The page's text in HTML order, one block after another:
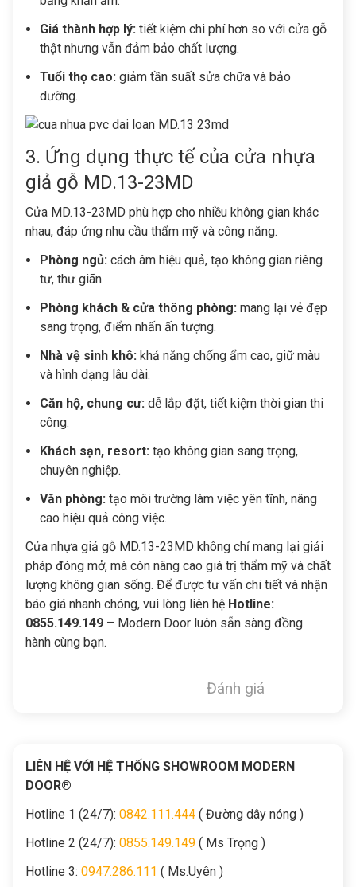
Giá thành hợp lý: tiết kiệm chi phí hơn so với cửa gỗ
thật nhưng vẫn đảm bảo chất lượng.
Tuổi thọ cao: giảm tần suất sửa chữa và bảo
dưỡng.
3. Ứng dụng thực tế của cửa nhựa
giả gỗ MD.13-23MD
Cửa MD.13-23MD phù hợp cho nhiều không gian khác
nhau, đáp ứng nhu cầu thẩm mỹ và công năng.
Phòng ngủ: cách âm hiệu quả, tạo không gian riêng
tư, thư giãn.
Phòng khách & cửa thông phòng: mang lại vẻ đẹp
sang trọng, điểm nhấn ấn tượng.
Nhà vệ sinh khô: khả năng chống ẩm cao, giữ màu
và hình dạng lâu dài.
Căn hộ, chung cư: dễ lắp đặt, tiết kiệm thời gian thi
công.
Khách sạn, resort: tạo không gian sang trọng,
chuyên nghiệp.
Văn phòng: tạo môi trường làm việc yên tĩnh, nâng
cao hiệu quả công việc.
Cửa nhựa giả gỗ MD.13-23MD không chỉ mang lại giải
pháp đóng mở, mà còn nâng cao giá trị thẩm mỹ và chất
lượng không gian sống. Để được tư vấn chi tiết và nhận
báo giá nhanh chóng, vui lòng liên hệ Hotline:
0855.149.149 – Modern Door luôn sẵn sàng đồng
hành cùng bạn.
Đánh giá
LIÊN HỆ VỚI HỆ THỐNG SHOWROOM MODERN
DOOR®
Hotline 1 (24/7): 0842.111.444 ( Đường dây nóng )
Hotline 2 (24/7): 0855.149.149 ( Ms Trọng )
Hotline 3: 0947.286.111 ( Ms.Uyên )